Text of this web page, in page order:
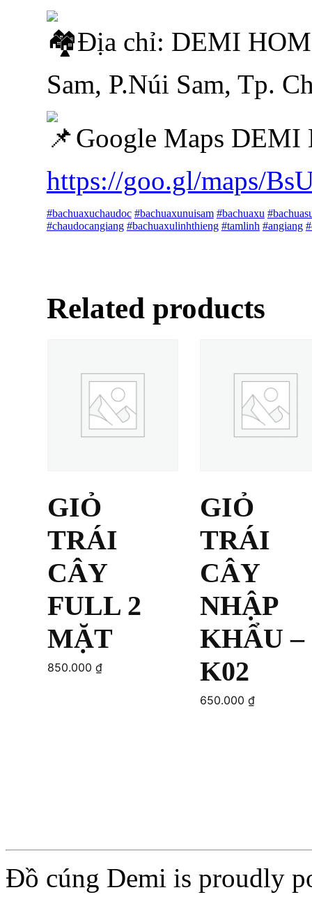
Địa chỉ: DEMI
Sam, P.Núi Sam, Tp.
Google Maps DEMI
https://goo.gl/maps/
#bachuaxuchaudoc #bachuaxunuisam #bachuaxu
#chaudocangiang #bachuaxulinhthieng #tamlinh #angiang
Related products
GIỎ
TRÁI
CÂY
FULL 2
MẶT
850.000 ₫
GIỎ
TRÁI
CÂY
NHẬP
KHẨU –
K02
650.000₫
Đồ cúng Demi is proudly